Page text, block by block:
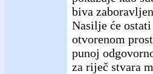
biva
Nasilje će
otvorenom
punoj
za riječ stvara